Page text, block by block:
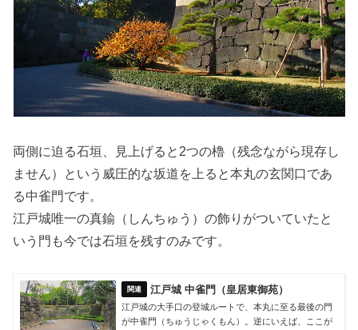
両側に迫る石垣、見上げると2つの櫓（残念ながら現存し
ません）という威圧的な坂道を上ると本丸の玄関口であ
る中雀門です。
江戸城唯一の真鍮（しんちゅう）の飾りがついていたと
いう門も今では石垣を残すのみです。
江戸城 中雀門（皇居東御苑）
江戸城の大手口の登城ルートで、本丸に至る最後の門
が中雀門（ちゅうじゃくもん）。逆にいえば、ここが